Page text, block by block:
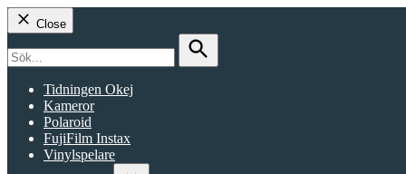
Close
for:
Search
Tidningen Okej
Kameror
Polaroid
FujiFilm Instax
Vinylspelare